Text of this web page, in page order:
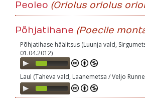
Peoleo (Oriolus oriolus
Põhjatihane (Poecile
Põhjatihase häälitsus (Luunja vald,
01.04.2012)
Audio
Player
Laul (Taheva vald, Laanemetsa / Veljo
Audio
Player